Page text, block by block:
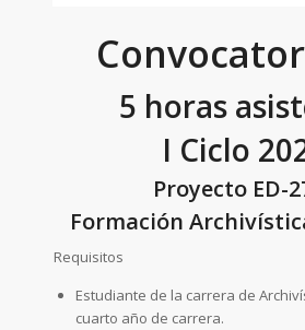
5 horas
I Ciclo
Proyecto ED-
Formación
Requisitos
Estudiante de la carrera de
cuarto año de carrera.